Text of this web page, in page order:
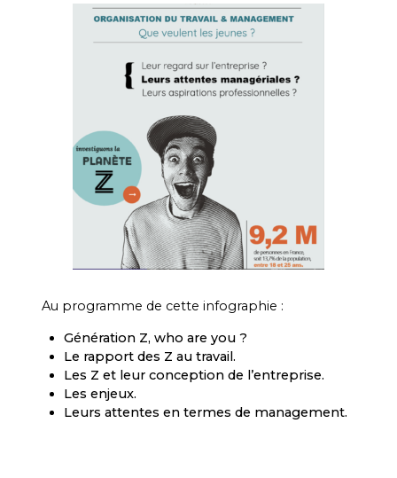
Au programme de cette infographie :
Génération Z, who are you ?
Le rapport des Z au travail.
Les Z et leur conception de l’entreprise.
Les enjeux.
Leurs attentes en termes de management.